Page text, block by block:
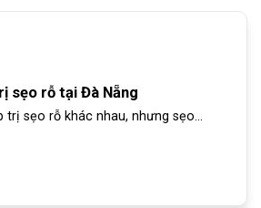
sẹo rỗ tại Đà Nẵng
sẹo rỗ khác nhau, nhưng sẹo...